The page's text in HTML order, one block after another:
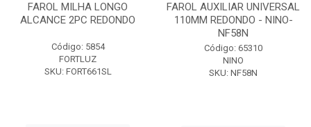
FAROL MILHA LONGO
ALCANCE 2PC REDONDO
Código: 5854
FORTLUZ
SKU: FORT661SL
FAROL AUXILIAR UNIVERSAL
110MM REDONDO - NINO-
NF58N
Código: 65310
NINO
SKU: NF58N